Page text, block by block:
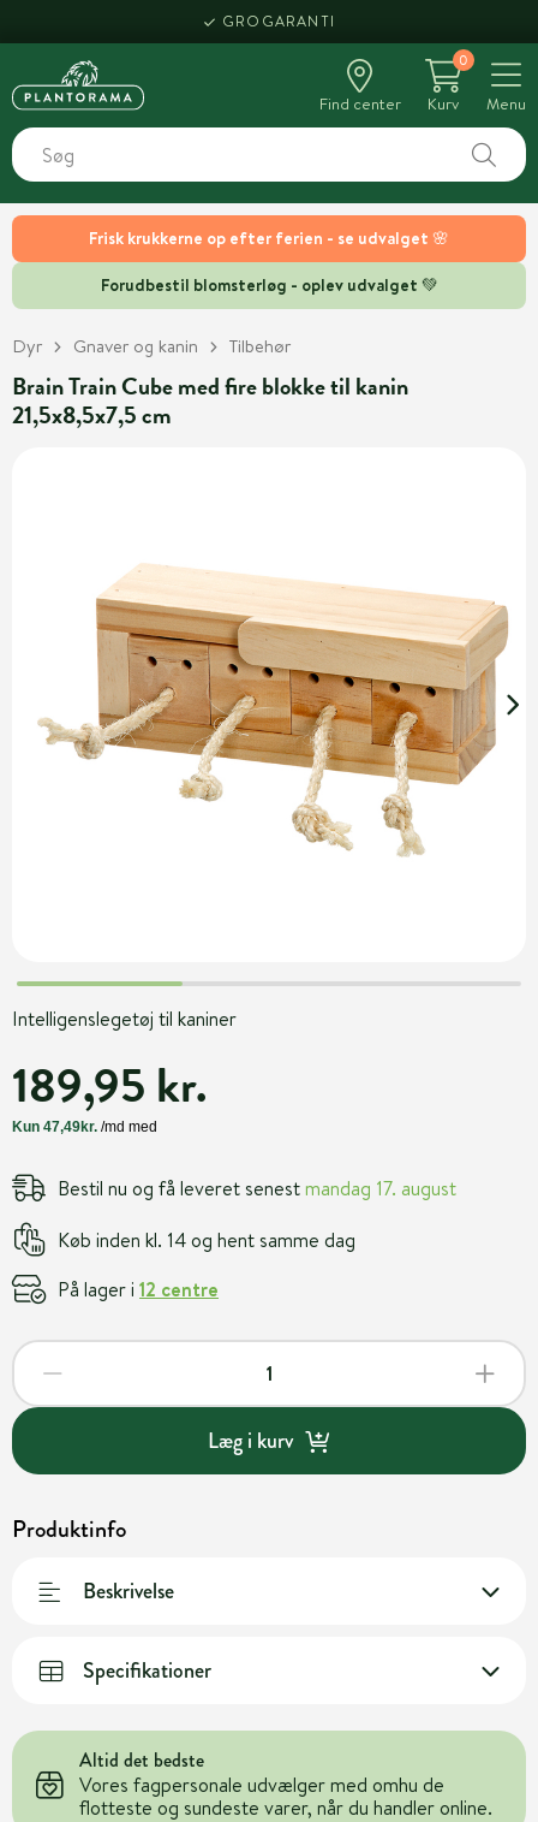
Frisk krukkerne op efter ferien - se udvalget 🌸
Forudbestil blomsterløg - oplev udvalget 💚
GROGARANTI
Find center
0
Kurv
Menu
Dyr Gnaver og kanin Tilbehør
Brain Train Cube med fire blokke til kanin
21,5x8,5x7,5 cm
Intelligenslegetøj til kaniner
189,95 kr.
Bestil nu og få leveret senestmandag 17. august
Køb inden kl. 14 og hent samme dag
På lager i 12 centre
Læg i kurv
Produktinfo
Beskrivelse
Specifikationer
Altid det bedste
Vores fagpersonale udvælger med omhu de
flotteste og sundeste varer, når du handler online.